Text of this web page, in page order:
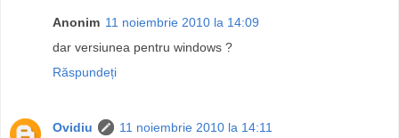
Anonim 11 noiembrie 2010 la 14:09
dar versiunea pentru windows ?
Răspundeți
Ovidiu
11 noiembrie 2010 la 14:11